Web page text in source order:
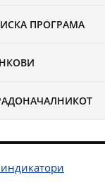
ПРОГРАМА